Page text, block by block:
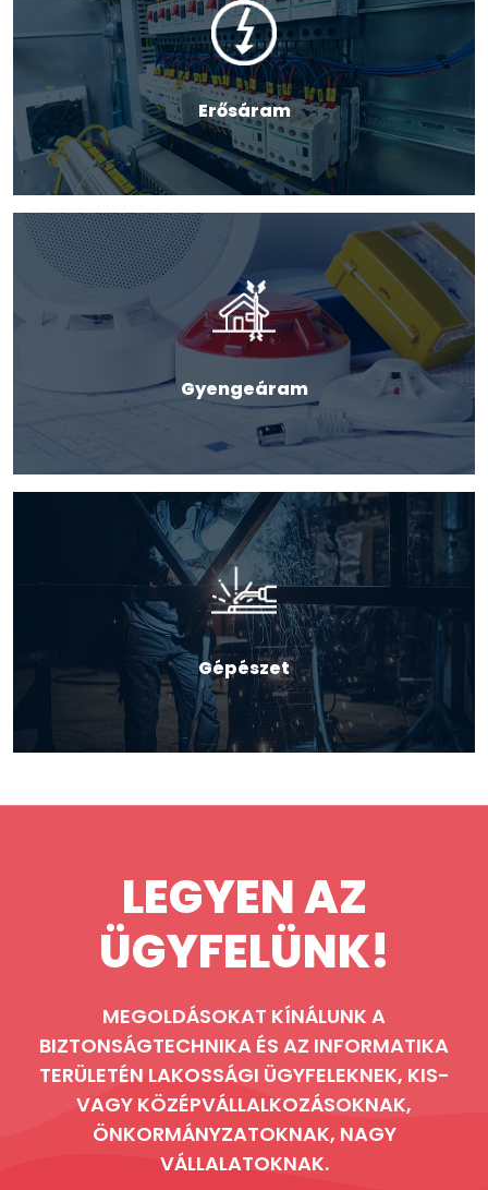
Erősáram
Gyengeáram
Gépészet
LEGYEN AZ
ÜGYFELÜNK!
MEGOLDÁSOKAT KÍNÁLUNK A
BIZTONSÁGTECHNIKA ÉS AZ INFORMATIKA
TERÜLETÉN LAKOSSÁGI ÜGYFELEKNEK, KIS-
VAGY KÖZÉPVÁLLALKOZÁSOKNAK,
ÖNKORMÁNYZATOKNAK, NAGY
VÁLLALATOKNAK.